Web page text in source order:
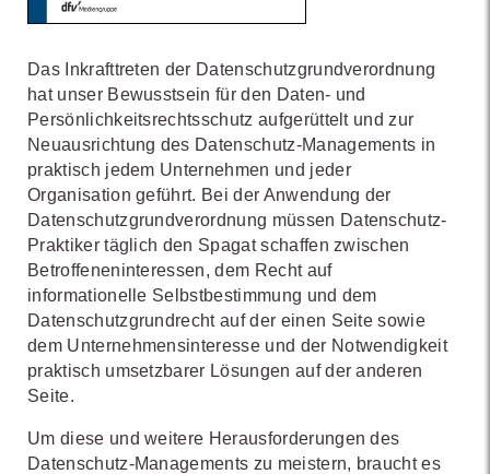
Das Inkrafttreten der Datenschutzgrundverordnung
hat unser Bewusstsein für den Daten- und
Persönlichkeitsrechtsschutz aufgerüttelt und zur
Neuausrichtung des Datenschutz-Managements in
praktisch jedem Unternehmen und jeder
Organisation geführt. Bei der Anwendung der
Datenschutzgrundverordnung müssen Datenschutz-
Praktiker täglich den Spagat schaffen zwischen
Betroffeneninteressen, dem Recht auf
informationelle Selbstbestimmung und dem
Datenschutzgrundrecht auf der einen Seite sowie
dem Unternehmensinteresse und der Notwendigkeit
praktisch umsetzbarer Lösungen auf der anderen
Seite.
Um diese und weitere Herausforderungen des
Datenschutz-Managements zu meistern, braucht es